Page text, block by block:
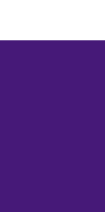
ao longo dos